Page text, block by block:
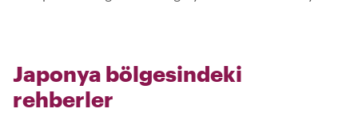
Japonya bölgesindeki
rehberler